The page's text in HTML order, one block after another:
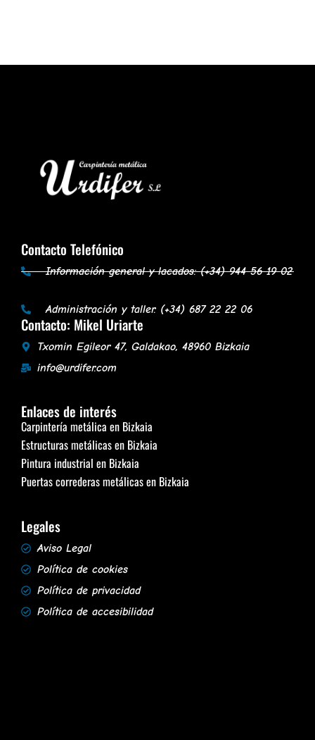
Contacto Telefónico
Información general y lacados: (+34) 944 56 19 02
Administración y taller: (+34) 687 22 22 06
Contacto: Mikel Uriarte
Txomin Egileor 47, Galdakao, 48960 Bizkaia
info@urdifer.com
Enlaces de interés
Carpintería metálica en Bizkaia
Estructuras metálicas en Bizkaia
Pintura industrial en Bizkaia
Puertas correderas metálicas en Bizkaia
Legales
Aviso Legal
Política de cookies
Política de privacidad
Política de accesibilidad